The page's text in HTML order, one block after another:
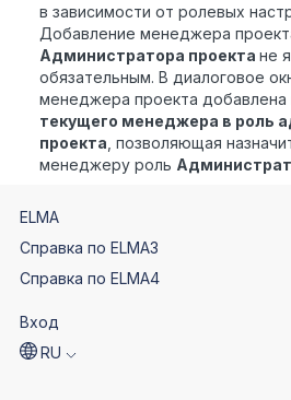
в зависимости от ролевых
Добавление менеджера
Администратора проекта не
обязательным. В диалоговое
менеджера проекта добавлена
текущего менеджера в роль
проекта , позволяющая
менеджеру роль
ELMA
Справка по ELMA3
Справка по ELMA4
Вход
RU